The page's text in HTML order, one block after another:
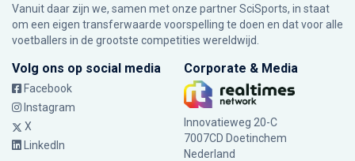
Vanuit daar zijn we, samen met onze partner SciSports, in staat
om een eigen transferwaarde voorspelling te doen en dat voor alle
voetballers in de grootste competities wereldwijd.
Volg ons op social media
Facebook
Instagram
X
LinkedIn
Corporate & Media
Innovatieweg 20-C
7007CD Doetinchem
Nederland